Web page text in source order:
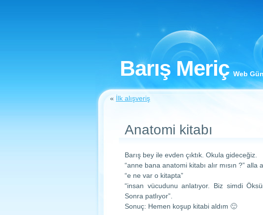
Barış Meriç Web
« İlk alışveriş
Anatomi kitabı
Barış bey ile evden çıktık. Okula gideceğiz.
“anne bana anatomi kitabı alır mısın ?” alla
“e ne var o kitapta”
“insan vücudunu anlatıyor. Biz simdi
Sonra patlıyor”.
Sonuç: Hemen koşup kitabi aldım 🙂